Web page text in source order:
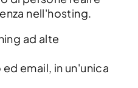
nell'hosting.
ad alte
email, in un'unica